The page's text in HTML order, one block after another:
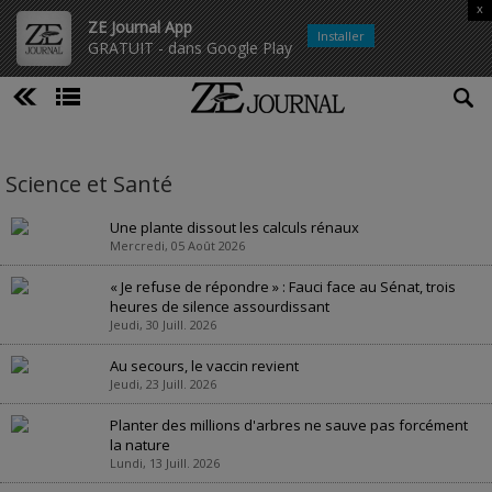
ZE Journal App
GRATUIT - dans Google Play
x
Installer
Science et Santé
Une plante dissout les calculs rénaux
Mercredi, 05 Août 2026
« Je refuse de répondre » : Fauci face au Sénat, trois
heures de silence assourdissant
Jeudi, 30 Juill. 2026
Au secours, le vaccin revient
Jeudi, 23 Juill. 2026
Planter des millions d'arbres ne sauve pas forcément
la nature
Lundi, 13 Juill. 2026